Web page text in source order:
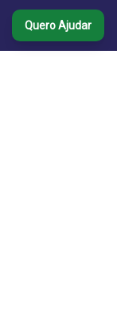
Quero Ajudar